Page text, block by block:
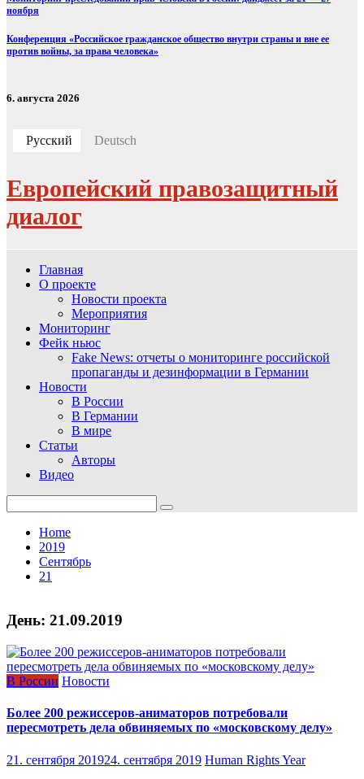
ноября
Конференция «Российское гражданское общество внутри страны и вне ее
против войны, за права человека»
6. августа 2026
Русский Deutsch
Европейский правозащитный
диалог
Главная
О проекте
Новости проекта
Мероприятия
Мониторинг
Фейк ньюс
Fake News: отчеты о мониторинге российской
пропаганды и дезинформации в Германии
Новости
В России
В Германии
В мире
Статьи
Авторы
Видео
for:
Home
2019
Сентябрь
21
День: 21.09.2019
В России Новости
Более 200 режиссеров‑аниматоров потребовали
пересмотреть дела обвиняемых по «московскому делу»
21. сентября 201924. сентября 2019 Human Rights Year